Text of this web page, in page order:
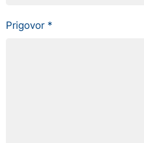
Prigovor *